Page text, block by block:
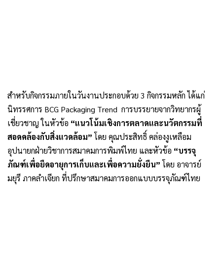
สำหรับกิจกรรมภายในวันงานประกอบด้วย 3 กิจกรรมหลัก ได้แก่
นิทรรศการ BCG Packaging Trend การบรรยายจากวิทยากรผู้
เชี่ยวชาญ ในหัวข้อ “แนวโน้มเชิงการตลาดและนวัตกรรมที่
สอดคล้องกับสิ่งแวดล้อม”โดย คุณประสิทธิ์ คล่องงูเหลือม
อุปนายกฝ่ายวิชาการสมาคมการพิมพ์ไทย และหัวข้อ “บรรจุ
ภัณฑ์เพื่อยืดอายุการเก็บและเพื่อความยั่งยืน”โดย อาจารย์
มยุรี ภาคลำเจียก ที่ปรึกษาสมาคมการออกแบบบรรจุภัณฑ์ไทย